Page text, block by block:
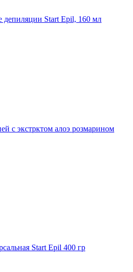
депиляции Start Epil, 160 мл
с экстрктом алоэ розмарином
Start Epil 400 гр